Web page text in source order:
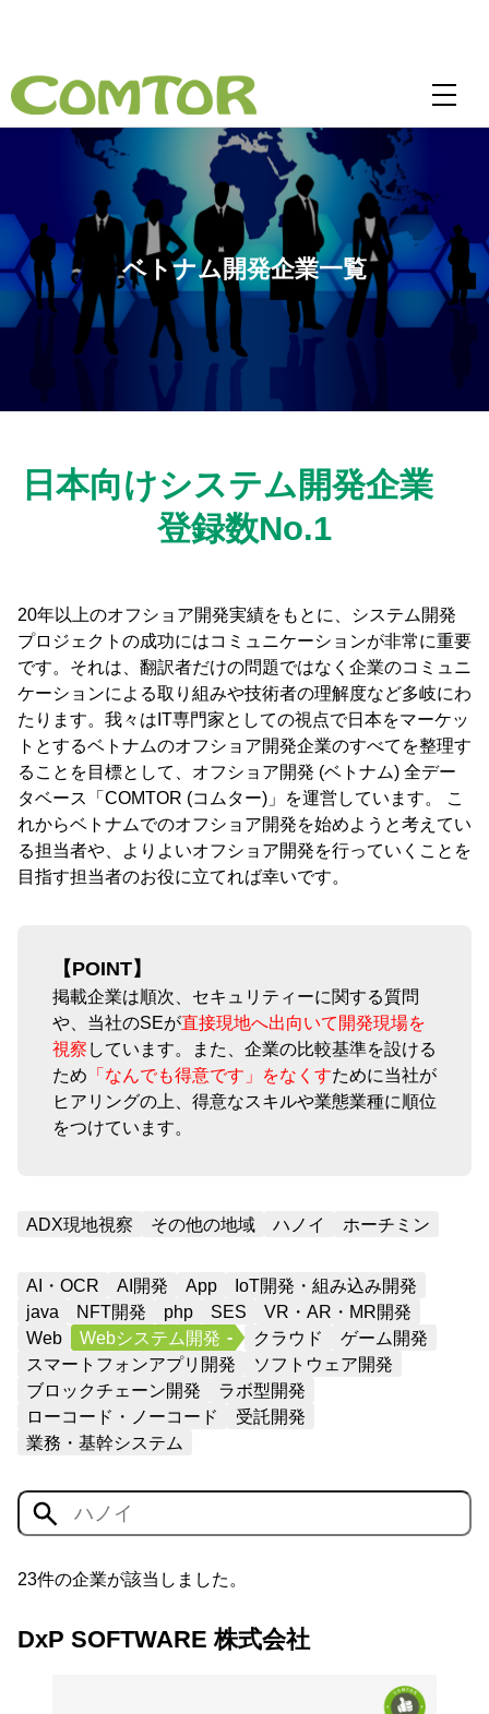
ベトナム開発企業一覧
日本向けシステム開発企業
登録数No.1
20年以上のオフショア開発実績をもとに、システム開発
プロジェクトの成功にはコミュニケーションが非常に重要
です。それは、翻訳者だけの問題ではなく企業のコミュニ
ケーションによる取り組みや技術者の理解度など多岐にわ
たります。我々はIT専門家としての視点で日本をマーケッ
トとするベトナムのオフショア開発企業のすべてを整理す
ることを目標として、オフショア開発 (ベトナム) 全デー
タベース「COMTOR (コムター)」を運営しています。 こ
れからベトナムでのオフショア開発を始めようと考えてい
る担当者や、よりよいオフショア開発を行っていくことを
目指す担当者のお役に立てれば幸いです。
【POINT】
掲載企業は順次、セキュリティーに関する質問
や、当社のSEが直接現地へ出向いて開発現場を
視察 しています。また、企業の比較基準を設ける
ため 「なんでも得意です」をなくすために当社が
ヒアリングの上、得意なスキルや業態業種に順位
をつけています。
ADX現地視察 その他の地域 ハノイ ホーチミン
AI・OCR AI開発 App
IoT開発・組み込み開発
java
NFT開発 php SES
VR・AR・MR開発
Web
Webシステム開発 クラウド
ゲーム開発
スマートフォンアプリ開発
ソフトウェア開発
ブロックチェーン開発
ラボ型開発
ローコード・ノーコード
受託開発
業務・基幹システム
23件の企業が該当しました。
DxP SOFTWARE 株式会社